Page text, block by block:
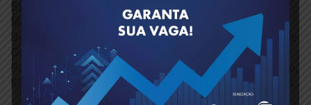
Estiveram presentes o presidente da ACSP, Roberto
Mateus Ordine, os vice-presidentes Marcos Nascimento,
Douglas Formaglio, diretor de Convênios da Secretaria de
Governo e Relações Institucionais do Estado de São
Paulo, Walter Ihoshi, o superintendente da Distrital Centro,
Kiyoshi Hashimoto, e o subprefeito da Sé, Coronel Salles.